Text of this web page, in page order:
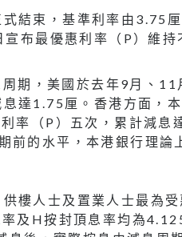
結束，基準利率由3.75
布最優惠利率（P）維持
期，美國於去年9月、
達1.75厘。香港方面，
率（P）五次，累計減息
前的水平，本港銀行理論
樓人士及置業人士最為
及H按封頂息率均為